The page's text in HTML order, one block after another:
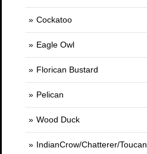
Cockatoo
Eagle Owl
Florican Bustard
Pelican
Wood Duck
IndianCrow/Chatterer/Toucan